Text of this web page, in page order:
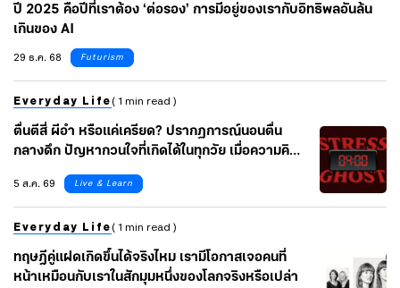
ปี 2025 คือปีที่เราต้อง ‘ต่อรอง’ การมีอยู่ของเรากับอิทธิพลอันล้น
เกินของ AI
29 ธ.ค. 68
Futurism
Everyday Life ( 1 min read )
ตื่นตีสี่ ผีอำ หรือแค่เครียด? ปรากฏการณ์นอนตื่น
กลางดึก ปัญหากวนใจที่เกิดได้ในทุกวัย เมื่อความคิด
คาใจไหลรวมกันในคืนเดียว
5 ส.ค. 69 Live & Learn
Everyday Life ( 1 min read )
ทฤษฎีคู่แฝดเกิดขึ้นได้จริงไหม เรามีโอกาสเจอคนที่
หน้าเหมือนกับเราในสักมุมหนึ่งของโลกจริงหรือเปล่า